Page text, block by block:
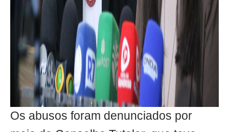
Os abusos foram denunciados por